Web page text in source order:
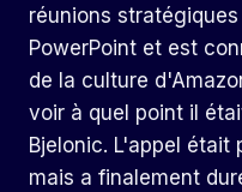
réunions
PowerPoint et est
de la culture
voir à quel point il
Bjelonic. L'appel
mais a finalement